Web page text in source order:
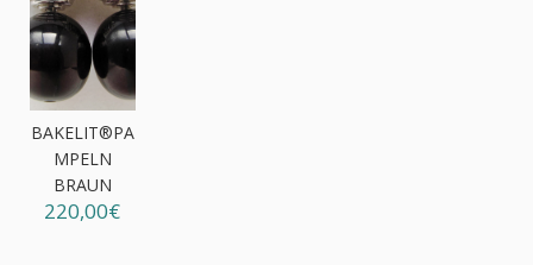
BAKELIT®PA
MPELN
BRAUN
220,00€